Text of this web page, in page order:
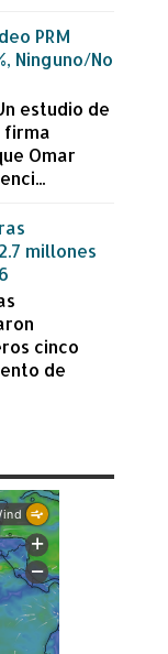
PRM
Ninguno/No
estudio de
firma
Omar
millones
cinco
de